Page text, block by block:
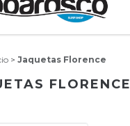
> Jaquetas Florence
FLORENCE